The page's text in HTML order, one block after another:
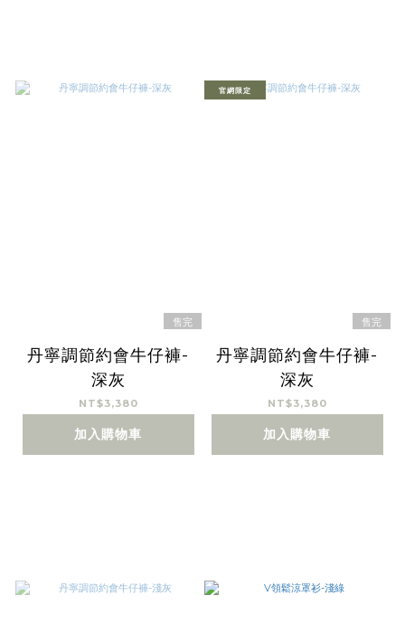
售完
丹寧調節約會牛仔褲-
深灰
NT$3,380
加入購物車
官網限定
售完
丹寧調節約會牛仔褲-
深灰
NT$3,380
加入購物車